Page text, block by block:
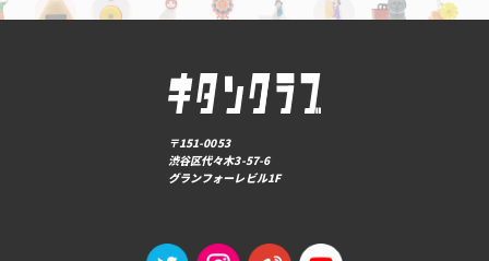
〒151-0053
渋谷区代々木3-57-6
グランフォーレビル1F